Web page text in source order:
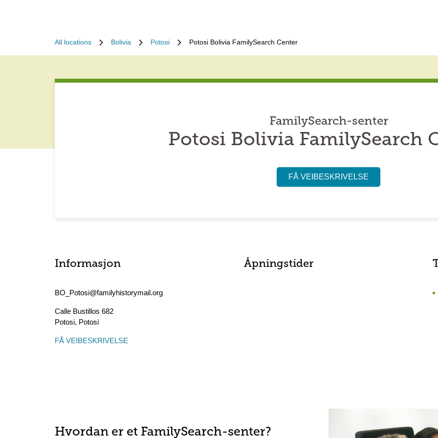
All locations Bolivia Potosi Potosi Bolivia FamilySearch Center
FamilySearch-senter
Potosi Bolivia FamilySearch
FÅ VEIBESKRIVELSE
Informasjon
BO_Potosi@familyhistorymail.org
Calle Bustillos 682
Potosi, Potosi
FÅ VEIBESKRIVELSE
Åpningstider
Hvordan er et FamilySearch-senter?